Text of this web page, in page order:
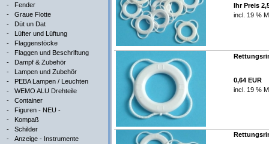
- Fender
- Graue Flotte
- Düt un Dat
- Lüfter und Lüftung
- Flaggenstöcke
- Flaggen und Beschriftung
- Dampf & Zubehör
- Lampen und Zubehör
- PEBA Lampen / Leuchten
- WEMO ALU Drehteile
- Container
- Figuren - NEU -
- Kompaß
- Schilder
- Anzeige - Instrumente
Ihr Preis
incl. 19 %
0,64 EUR
incl. 19 %